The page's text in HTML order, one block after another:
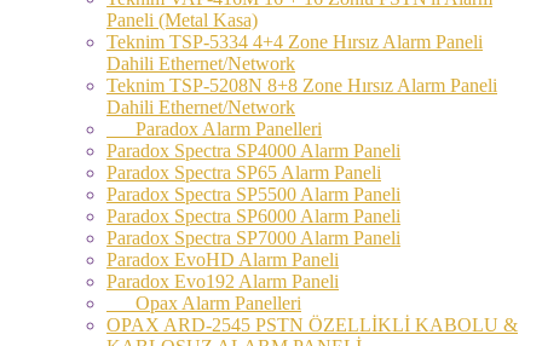
Paneli (Metal Kasa)
Teknim TSP-5334 4+4 Zone Hırsız Alarm Paneli
Dahili Ethernet/Network
Teknim TSP-5208N 8+8 Zone Hırsız Alarm Paneli
Dahili Ethernet/Network
Paradox Alarm Panelleri
Paradox Spectra SP4000 Alarm Paneli
Paradox Spectra SP65 Alarm Paneli
Paradox Spectra SP5500 Alarm Paneli
Paradox Spectra SP6000 Alarm Paneli
Paradox Spectra SP7000 Alarm Paneli
Paradox EvoHD Alarm Paneli
Paradox Evo192 Alarm Paneli
Opax Alarm Panelleri
OPAX ARD-2545 PSTN ÖZELLİKLİ KABOLU &